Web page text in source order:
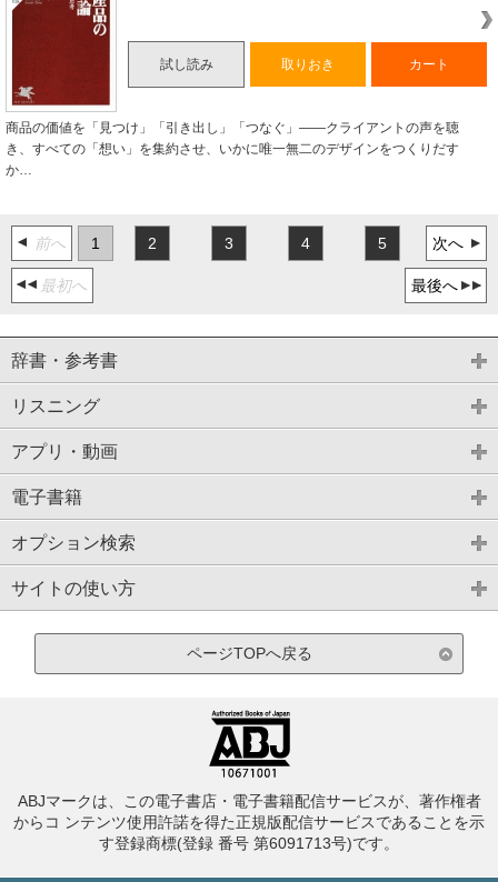
試し読み 取りおき カート
商品の価値を「見つけ」「引き出し」「つなぐ」――クライアントの声を聴
き、すべての「想い」を集約させ、いかに唯一無二のデザインをつくりだす
か…
最初へ
前へ 1 2 3 4 5 次へ
最後へ
辞書・参考書
リスニング
アプリ・動画
電子書籍
オプション検索
サイトの使い方
ページTOPへ戻る
ABJマークは、この電子書店・電子書籍配信サービスが、著作権者
からコ ンテンツ使用許諾を得た正規版配信サービスであることを示
す登録商標(登録 番号 第6091713号)です。